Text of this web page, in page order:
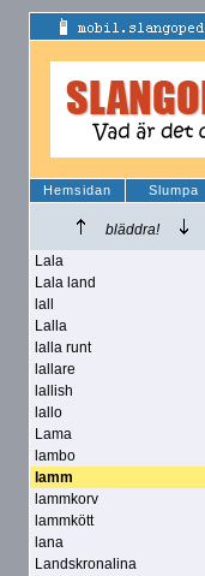
Hemsidan Slumpa
bläddra!
Lala
Lala land
lall
Lalla
lalla runt
lallare
lallish
lallo
Lama
lambo
lamm
lammkorv
lammkött
lana
Landskronalina